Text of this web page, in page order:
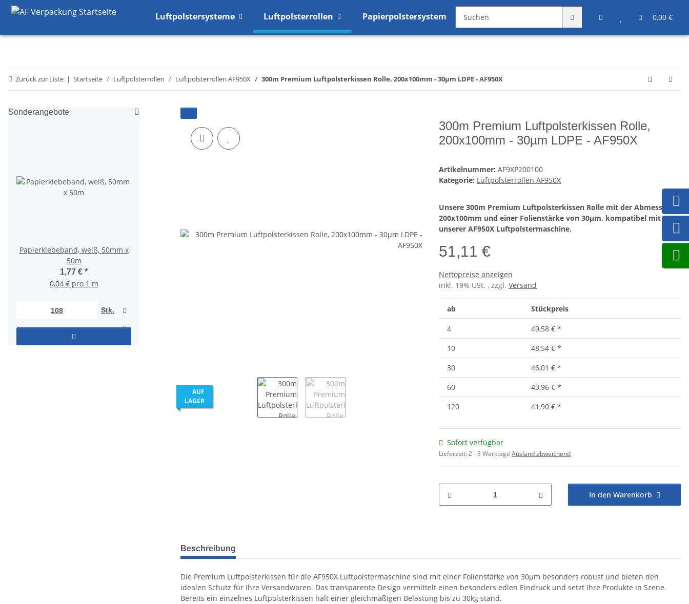
0,00 €
Luftpolstersysteme Luftpolsterrollen Papierpolstersysteme Angebote Sonstiges
Zurück zur Liste Startseite Luftpolsterrollen Luftpolsterrollen AF950X 300m Premium Luftpolsterkissen Rolle, 200x100mm - 30µm LDPE - AF950X
AUF
LAGER
300m Premium Luftpolsterkissen Rolle,
200x100mm - 30µm LDPE - AF950X
Artikelnummer: AF9XP200100
Kategorie: Luftpolsterrollen AF950X
Unsere 300m Premium Luftpolsterkissen Rolle mit der Abmessung
200x100mm und einer Folienstärke von 30µm, kompatibel mit
unserer AF950X Luftpolstermaschine.
51,11 €
Nettopreise anzeigen
inkl. 19% USt. , zzgl. Versand
ab Stückpreis
4 49,58 € *
10
48,54 € *
30
46,01 € *
60
43,96 € *
120
41,90 € *
Sofort verfügbar
Lieferzeit:2 - 3 Werktage Ausland abweichend
In den Warenkorb
weitere Registerkarten anzeigen
Beschreibung
Die Premium Luftpolsterkissen für die AF950X Luftpolstermaschine sind mit einer Folienstärke von 30µm besonders robust und bieten den
idealen Schutz für Ihre Versandwaren. Das transparente Design vermittelt einen besonders edlen Eindruck und setzt Ihre Produkte in Szene.
Bereits ein einzelnes Luftpolsterkissen hält einer gleichmäßigen Belastung bis zu 30kg stand.
Sonderangebote
Papierklebeband, weiß, 50mm x
50m
1,77 € *
0,04 € pro 1 m
Stk.